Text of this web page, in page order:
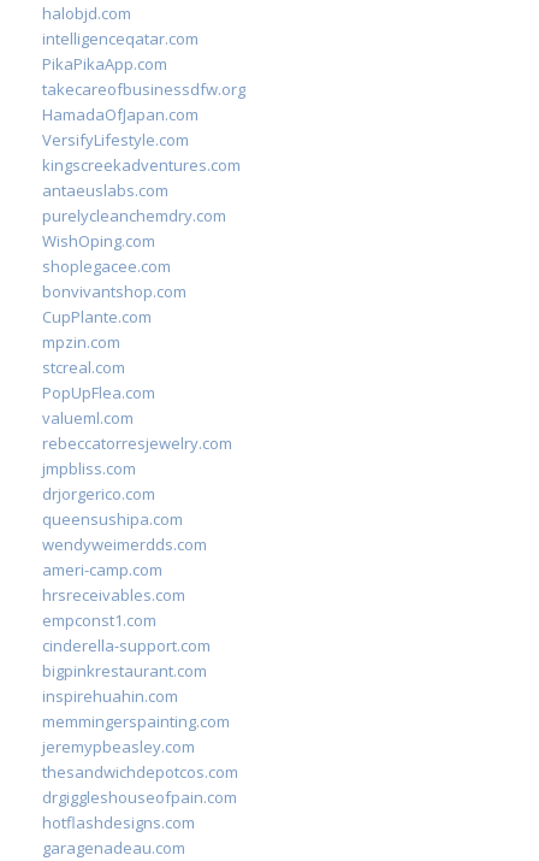
halobjd.com
intelligenceqatar.com
PikaPikaApp.com
takecareofbusinessdfw.org
HamadaOfJapan.com
VersifyLifestyle.com
kingscreekadventures.com
antaeuslabs.com
purelycleanchemdry.com
WishOping.com
shoplegacee.com
bonvivantshop.com
CupPlante.com
mpzin.com
stcreal.com
PopUpFlea.com
valueml.com
rebeccatorresjewelry.com
jmpbliss.com
drjorgerico.com
queensushipa.com
wendyweimerdds.com
ameri-camp.com
hrsreceivables.com
empconst1.com
cinderella-support.com
bigpinkrestaurant.com
inspirehuahin.com
memmingerspainting.com
jeremypbeasley.com
thesandwichdepotcos.com
drgiggleshouseofpain.com
hotflashdesigns.com
garagenadeau.com